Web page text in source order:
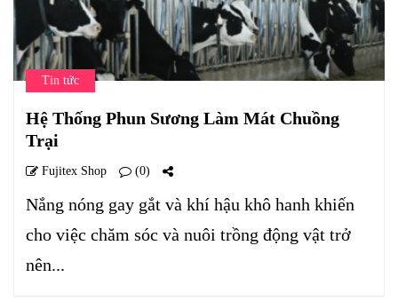
Tin tức
Hệ Thống Phun Sương Làm Mát Chuồng
Trại
Fujitex Shop (0)
Nắng nóng gay gắt và khí hậu khô hanh khiến
cho việc chăm sóc và nuôi trồng động vật trở
nên...